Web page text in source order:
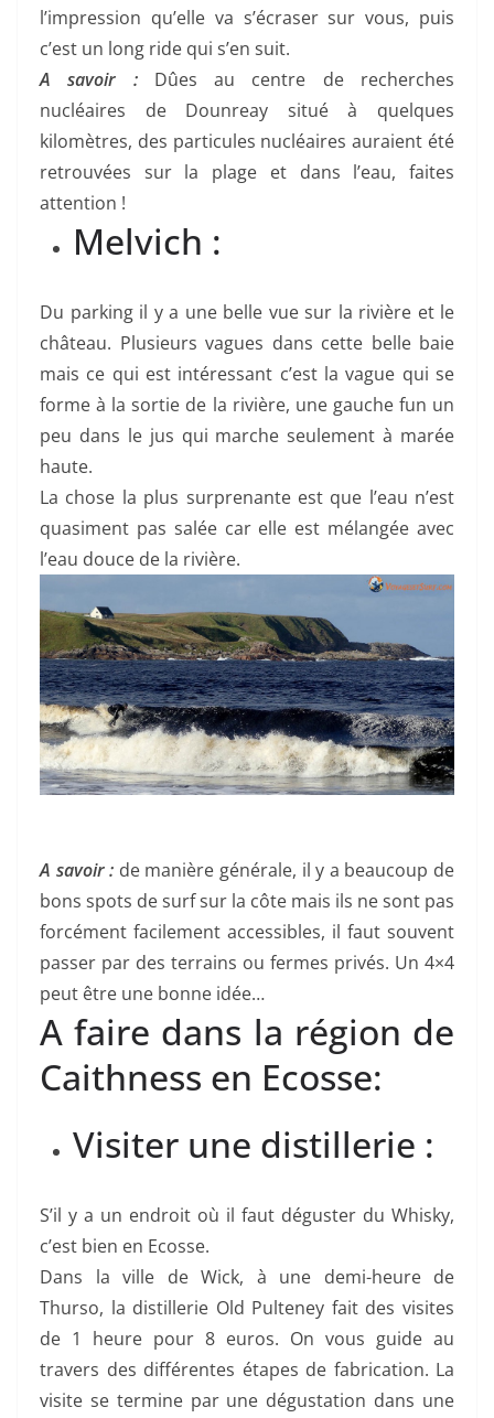
l’impression qu’elle va s’écraser sur vous, puis
c’est un long ride qui s’en suit.
A savoir :Dûes au centre de recherches
nucléaires de Dounreay situé à quelques
kilomètres, des particules nucléaires auraient été
retrouvées sur la plage et dans l’eau, faites
attention !
Melvich :
Du parking il y a une belle vue sur la rivière et le
château. Plusieurs vagues dans cette belle baie
mais ce qui est intéressant c’est la vague qui se
forme à la sortie de la rivière, une gauche fun un
peu dans le jus qui marche seulement à marée
haute.
La chose la plus surprenante est que l’eau n’est
quasiment pas salée car elle est mélangée avec
l’eau douce de la rivière.
A savoir : de manière générale, il y a beaucoup de
bons spots de surf sur la côte mais ils ne sont pas
forcément facilement accessibles, il faut souvent
passer par des terrains ou fermes privés. Un 4×4
peut être une bonne idée…
A faire dans la région de
Caithness en Ecosse:
Visiter une distillerie :
S’il y a un endroit où il faut déguster du Whisky,
c’est bien en Ecosse.
Dans la ville de Wick, à une demi-heure de
Thurso, la distillerie Old Pulteney fait des visites
de 1 heure pour 8 euros. On vous guide au
travers des différentes étapes de fabrication. La
visite se termine par une dégustation dans une